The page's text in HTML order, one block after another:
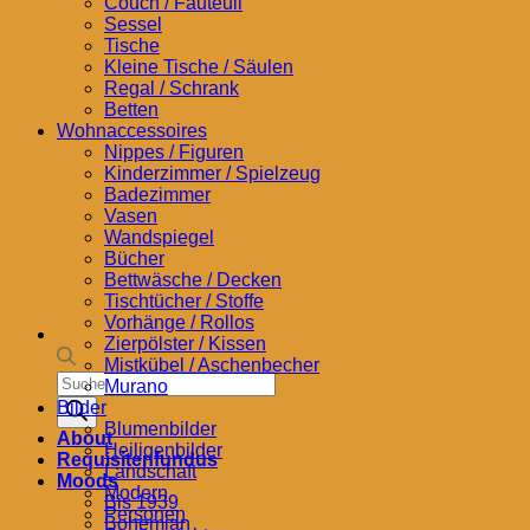
Products
search
About
Requisitenfundus
Moods
Bis 1939
Bohemian
Sessel
Tische
Kleine Tische / Säulen
Regal / Schrank
Betten
Wohnaccessoires
Nippes / Figuren
Kinderzimmer / Spielzeug
Badezimmer
Vasen
Wandspiegel
Bücher
Bettwäsche / Decken
Tischtücher / Stoffe
Vorhänge / Rollos
Zierpölster / Kissen
Mistkübel / Aschenbecher
Murano
Bilder
Blumenbilder
Heiligenbilder
Landschaft
Modern
Personen